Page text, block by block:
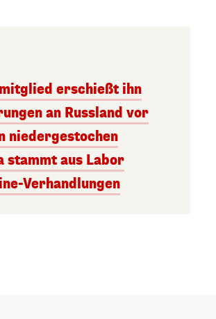
erschießt ihn
an Russland vor
niedergestochen
stammt aus Labor
Verhandlungen